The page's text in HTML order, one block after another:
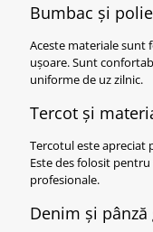
Bumbac și
Aceste materiale sunt
ușoare. Sunt
uniforme de uz zilnic.
Tercot și
Tercotul este apreciat
Este des folosit
profesionale.
Denim și pânză